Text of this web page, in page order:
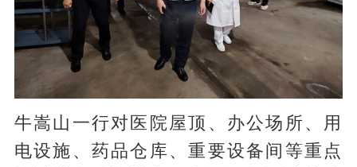
牛嵩山一行对医院屋顶、办公场所、用
电设施、药品仓库、重要设备间等重点